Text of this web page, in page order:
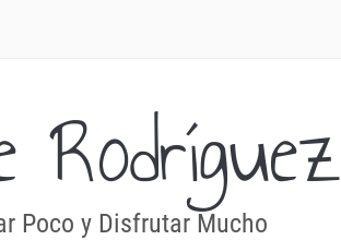
Rodríguez
Poco y Disfrutar Mucho